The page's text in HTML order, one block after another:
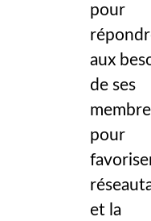
pour
aux
de ses
pour
et la